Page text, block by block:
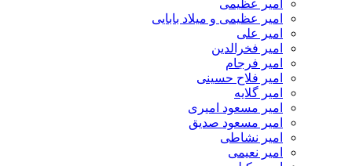
امیر عظیمی
امیر عظیمی و میلاد بابایی
امیر علی
امیر فخرالدین
امیر فرجام
امیر فلاح حسینی
امیر گلایه
امیر مسعود امیری
امیر مسعود صدیق
امیر نشاطی
امیر نعیمی